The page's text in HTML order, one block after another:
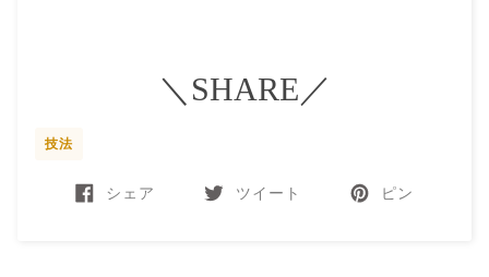
＼SHARE／
技法
シェア ツイート ピン